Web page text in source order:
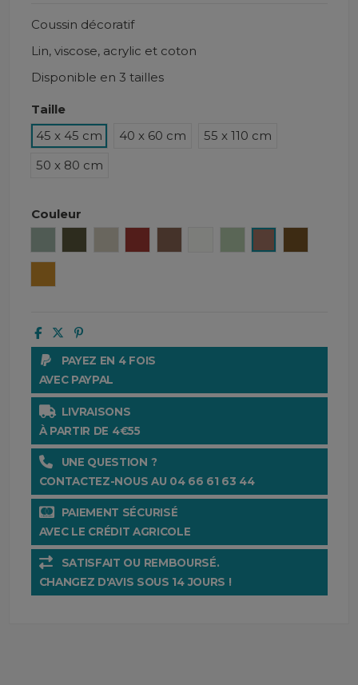
Coussin décoratif
Lin, viscose, acrylic et coton
Disponible en 3 tailles
Taille
45 x 45 cm
40 x 60 cm
55 x 110 cm
50 x 80 cm
Couleur
PAYEZ EN 4 FOIS
AVEC PAYPAL
LIVRAISONS
À PARTIR DE 4€55
UNE QUESTION ?
CONTACTEZ-NOUS AU 04 66 61 63 44
PAIEMENT SÉCURISÉ
AVEC LE CRÉDIT AGRICOLE
SATISFAIT OU REMBOURSÉ.
CHANGEZ D'AVIS SOUS 14 JOURS !